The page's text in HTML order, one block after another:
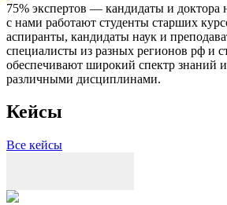
75% экспертов — кандидаты и доктора
с нами работают студенты старших
аспиранты, кандидаты наук и
специалисты из разных регионов рф и
обеспечивают широкий спектр знаний
различными дисциплинами.
Кейсы
Все кейсы